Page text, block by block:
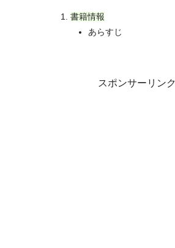
書籍情報
あらすじ
スポンサーリンク